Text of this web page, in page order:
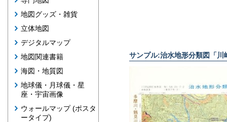
地図グッズ・雑貨
立体地図
デジタルマップ
地図関連書籍
海図・地質図
地球儀・月球儀・星
座・宇宙画像
ウォールマップ (ポスタ
ータイプ)
サンプル:治水地形分類図「川